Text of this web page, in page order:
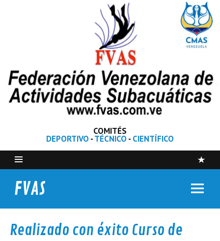
COMITÉS
DEPORTIVO -TÉCNICO - CIENTÍFICO
FVAS
Realizado con éxito Curso de